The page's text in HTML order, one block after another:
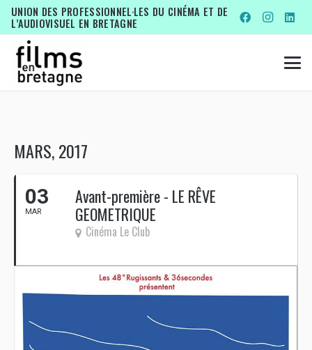
UNION DES PROFESSIONNEL·LES DU CINÉMA ET DE
L’AUDIOVISUEL EN BRETAGNE
MARS, 2017
03
MAR
Avant-première - LE RÊVE
GEOMETRIQUE
Cinéma Le Club